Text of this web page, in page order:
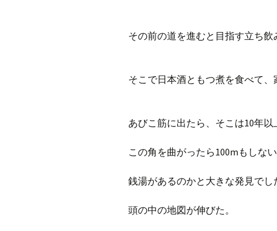
その前の道を進むと目指す立ち飲
そこで日本酒ともつ煮を食べて、
あびこ筋に出たら、そこは10年
この角を曲がったら100mもしな
銭湯があるのかと大きな発見でし
頭の中の地図が伸びた。